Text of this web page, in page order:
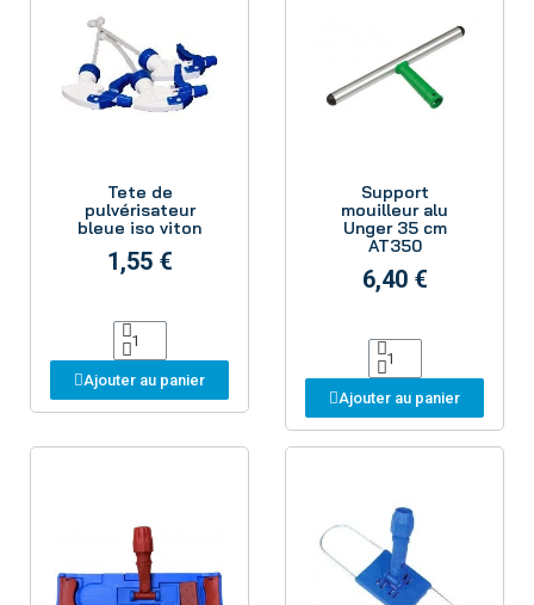
Tete de
pulvérisateur
bleue iso viton
1,55 €
Ajouter au panier
Support
mouilleur alu
Unger 35 cm
AT350
6,40 €
Ajouter au panier